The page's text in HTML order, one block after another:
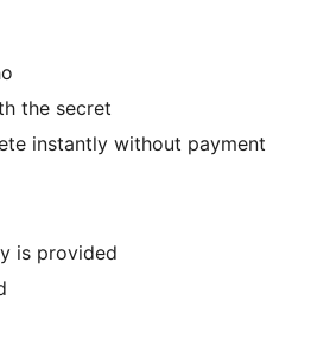
the secret
instantly without payment
is provided